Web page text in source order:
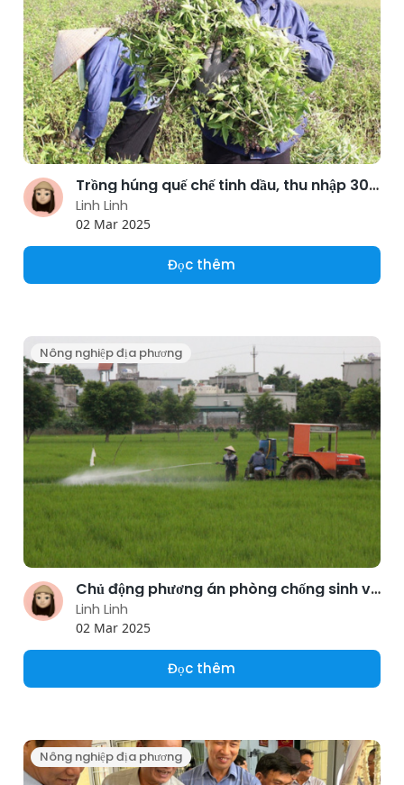
Trồng húng quế chế tinh dầu, thu nhập 300 - 400 triệu đồng mỗi năm
Linh Linh
02 Mar 2025
Đọc thêm
Nông nghiệp địa phương
Chủ động phương án phòng chống sinh vật gây hại cây trồng
Linh Linh
02 Mar 2025
Đọc thêm
Nông nghiệp địa phương